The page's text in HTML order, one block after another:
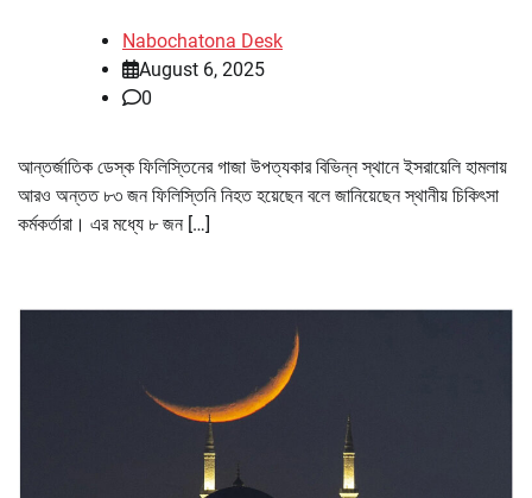
Nabochatona Desk
August 6, 2025
0
আন্তর্জাতিক ডেস্ক ফিলিস্তিনের গাজা উপত্যকার বিভিন্ন স্থানে ইসরায়েলি হামলায়
আরও অন্তত ৮৩ জন ফিলিস্তিনি নিহত হয়েছেন বলে জানিয়েছেন স্থানীয় চিকিৎসা
কর্মকর্তারা। এর মধ্যে ৮ জন […]